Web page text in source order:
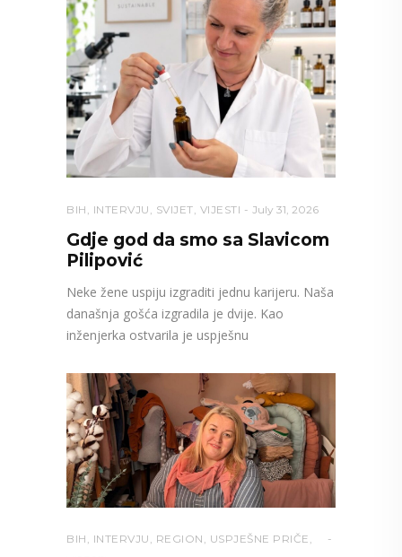
BIH , INTERVJU , SVIJET, VIJESTI July 31, 2026
Gdje god da smo sa Slavicom
Pilipović
Neke žene uspiju izgraditi jednu karijeru. Naša
današnja gošća izgradila je dvije. Kao
inženjerka ostvarila je uspješnu
BIH , INTERVJU , REGION , USPJEŠNE PRIČE ,